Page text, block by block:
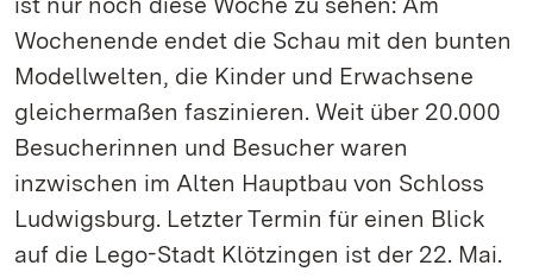
Wochenende endet die Schau mit den bunten
Modellwelten, die Kinder und Erwachsene
gleichermaßen faszinieren. Weit über 20.000
Besucherinnen und Besucher waren
inzwischen im Alten Hauptbau von Schloss
Ludwigsburg. Letzter Termin für einen Blick
auf die Lego-Stadt Klötzingen ist der 22. Mai.